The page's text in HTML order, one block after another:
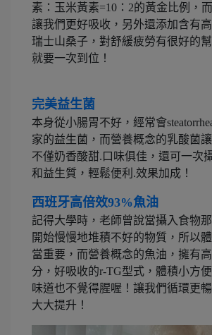
素：玉米黃素=10：2的黃金比例，
讓我們更好吸收，另外還添加含有
瑞士山桑子，對舒緩疲勞有很好的
就要一次到位！
完美益生菌
本身從小腸胃不好，經常會
家的益生菌，而營養概念的乳酸菌
不僅奶香酸甜.口味俱佳，還可一次
和益生質，輕鬆便利.效果加成！
西班牙高倍效93%魚油
記得大學時，老師曾說當攝入食物
開始慢慢地堆積不好的物質，所以
當重要，而營養概念的魚油，擁有
分，好吸收的r-TG型式，體積小方
味道也不覺得腥喔！讓我們循環更
大大提升！